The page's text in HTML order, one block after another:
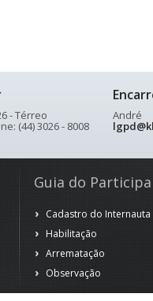
- Térreo
(44) 3026 - 8008
André
Guia do
Cadastro do Internauta
Habilitação
Arrematação
Observação